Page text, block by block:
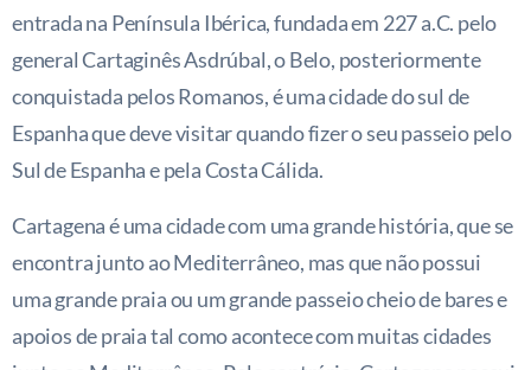
entrada na Península Ibérica, fundada em 227 a.C. pelo
general Cartaginês Asdrúbal, o Belo, posteriormente
conquistada pelos Romanos, é uma cidade do sul de
Espanha que deve visitar quando fizer o seu passeio pelo
Sul de Espanha e pela Costa Cálida.
Cartagena é uma cidade com uma grande história, que se
encontra junto ao Mediterrâneo, mas que não possui
uma grande praia ou um grande passeio cheio de bares e
apoios de praia tal como acontece com muitas cidades